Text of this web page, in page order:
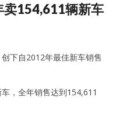
卖154,611辆新车
下自2012年最佳新车销售
，全年销售达到154,611